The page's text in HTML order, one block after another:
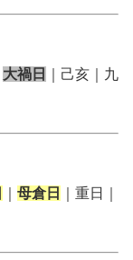
大禍日
｜己亥｜九
母倉日
｜重日｜